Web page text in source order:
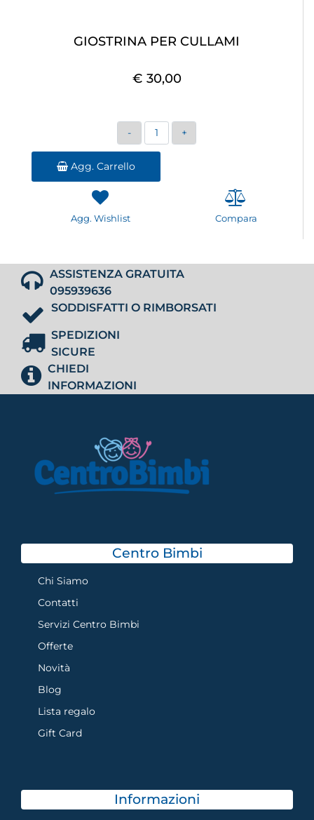
GIOSTRINA PER CULLAMI
€ 30,00
Quantità
Agg. Carrello
Agg. Wishlist Compara
ASSISTENZA GRATUITA
095939636
SODDISFATTI O RIMBORSATI
SPEDIZIONI
SICURE
CHIEDI
INFORMAZIONI
Centro Bimbi
Chi Siamo
Contatti
Servizi Centro Bimbi
Offerte
Novità
Blog
Lista regalo
Gift Card
Informazioni